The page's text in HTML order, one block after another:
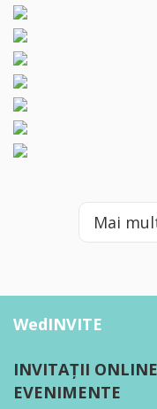
Mai
WedINVITE
INVITAȚII
EVENIMENTE